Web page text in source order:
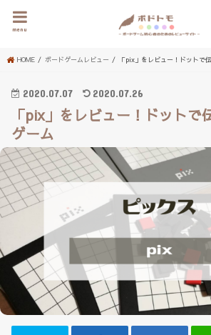
menu
HOME ボードゲームレビュー 「pix」をレビュー！ドットで
2020.07.07 2020.07.26
「pix」をレビュー！ドットで
ゲーム